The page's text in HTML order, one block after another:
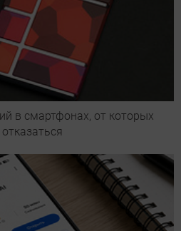
в смартфонах, от которых